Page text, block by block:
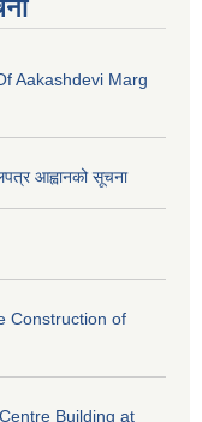
Aakashdevi Marg
आह्वानको सूचना
Construction of
Building at